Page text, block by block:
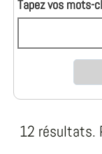
Tapez vos mots-
12 résultats.